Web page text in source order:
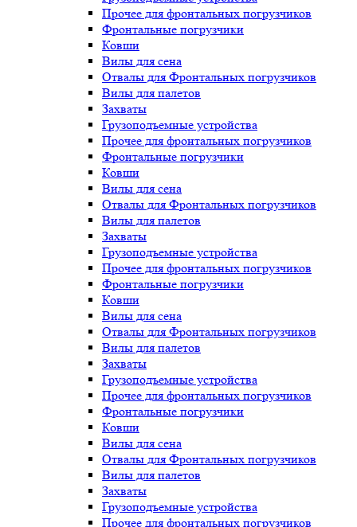
Прочее для фронтальных погрузчиков
Фронтальные погрузчики
Ковши
Вилы для сена
Отвалы для Фронтальных погрузчиков
Вилы для палетов
Захваты
Грузоподъемные устройства
Прочее для фронтальных погрузчиков
Фронтальные погрузчики
Ковши
Вилы для сена
Отвалы для Фронтальных погрузчиков
Вилы для палетов
Захваты
Грузоподъемные устройства
Прочее для фронтальных погрузчиков
Фронтальные погрузчики
Ковши
Вилы для сена
Отвалы для Фронтальных погрузчиков
Вилы для палетов
Захваты
Грузоподъемные устройства
Прочее для фронтальных погрузчиков
Фронтальные погрузчики
Ковши
Вилы для сена
Отвалы для Фронтальных погрузчиков
Вилы для палетов
Захваты
Грузоподъемные устройства
Прочее для фронтальных погрузчиков